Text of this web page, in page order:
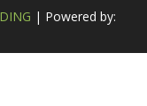
| Powered by: